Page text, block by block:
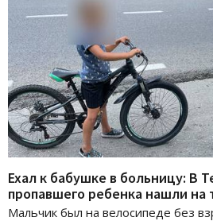
Ехал к бабушке в больницу: В
пропавшего ребенка нашли на
Мальчик был на велосипеде без